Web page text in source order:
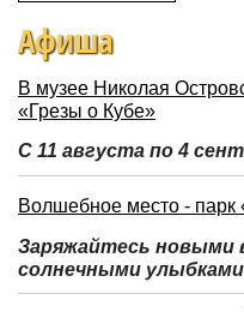
Афиша
В музее Николая
«Грезы о Кубе»
С 11 августа по 4
Волшебное место - парк
Заряжайтесь новыми
солнечными улыбками